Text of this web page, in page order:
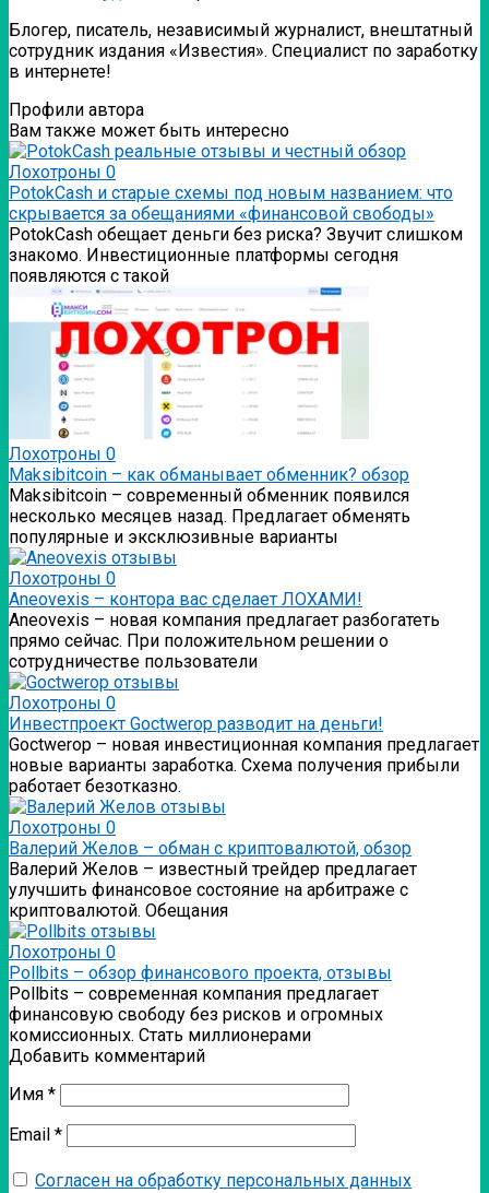
Блогер, писатель, независимый журналист, внештатный
сотрудник издания «Известия». Специалист по заработку
в интернете!
Профили автора
Вам также может быть интересно
Лохотроны 0
PotokCash и старые схемы под новым названием: что
скрывается за обещаниями «финансовой свободы»
PotokCash обещает деньги без риска? Звучит слишком
знакомо. Инвестиционные платформы сегодня
появляются с такой
Лохотроны 0
Мaksibitcoin – как обманывает обменник? обзор
Мaksibitcoin – современный обменник появился
несколько месяцев назад. Предлагает обменять
популярные и эксклюзивные варианты
Лохотроны 0
Аneovexis – контора вас сделает ЛОХАМИ!
Аneovexis – новая компания предлагает разбогатеть
прямо сейчас. При положительном решении о
сотрудничестве пользователи
Лохотроны 0
Инвестпроект Goctwerop разводит на деньги!
Goctwerop – новая инвестиционная компания предлагает
новые варианты заработка. Схема получения прибыли
работает безотказно.
Лохотроны 0
Валерий Желов – обман с криптовалютой, обзор
Валерий Желов – известный трейдер предлагает
улучшить финансовое состояние на арбитраже с
криптовалютой. Обещания
Лохотроны 0
Pollbits – обзор финансового проекта, отзывы
Pollbits – современная компания предлагает
финансовую свободу без рисков и огромных
комиссионных. Стать миллионерами
Добавить комментарий
Имя *
Email *
Согласен на обработку персональных данных